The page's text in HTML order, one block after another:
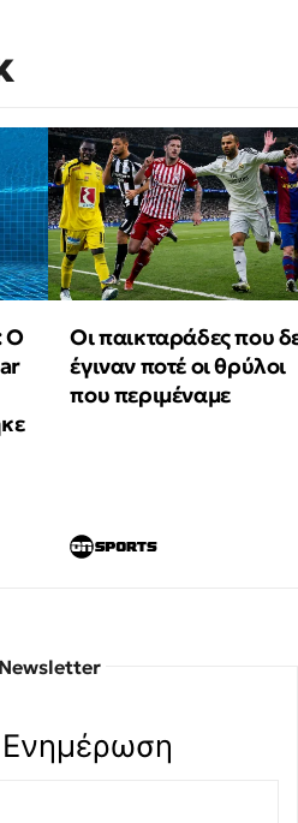
Ο
Οι παικταράδες που
έγιναν ποτέ οι θρύλοι
που περιμέναμε
Newsletter